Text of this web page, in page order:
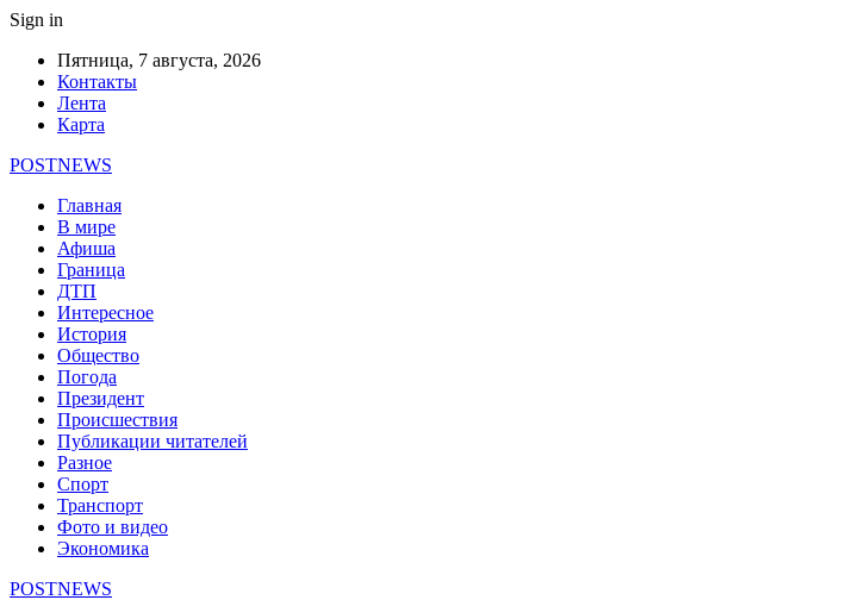
Sign in
Пятница, 7 августа, 2026
Контакты
Лента
Карта
POSTNEWS
Главная
В мире
Афиша
Граница
ДТП
Интересное
История
Общество
Погода
Президент
Происшествия
Публикации читателей
Разное
Спорт
Транспорт
Фото и видео
Экономика
POSTNEWS